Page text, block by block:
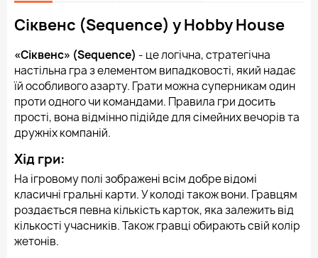
Сіквенс (Sequence) у Hobby House
«Сіквенс» (Sequence) - це логічна, стратегічна
настільна гра з елементом випадковості, який надає
їй особливого азарту. Грати можна суперникам один
проти одного чи командами. Правила гри досить
прості, вона відмінно підійде для сімейних вечорів та
дружніх компаній.
Хід гри:
На ігровому полі зображені всім добре відомі
класичні гральні карти. У колоді також вони. Гравцям
роздається певна кількість карток, яка залежить від
кількості учасників. Також гравці обирають свій колір
жетонів.